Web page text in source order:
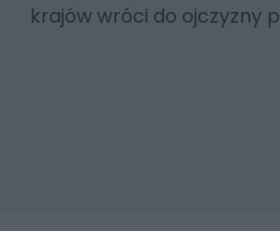
krajów wróci do ojczyzny